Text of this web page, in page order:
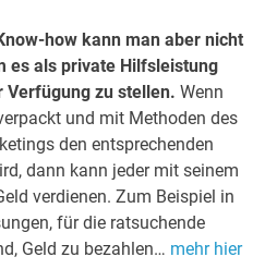
how kann man aber nicht
es als private Hilfsleistung
Verfügung zu stellen. Wenn
und mit Methoden des
den entsprechenden
dann kann jeder mit seinem
verdienen. Zum Beispiel in
für die ratsuchende
Geld zu bezahlen… mehr hier